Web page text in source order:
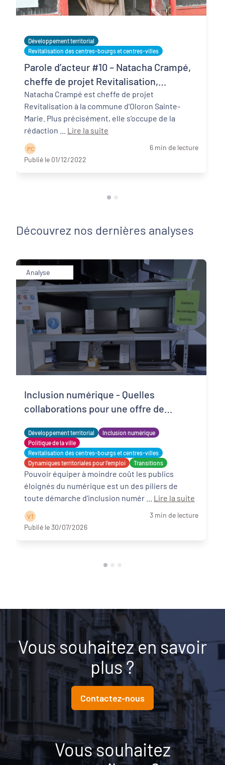
Développement territorial
Revitalisation des centres-bourgs et centres-villes
Parole d’acteur #10 – Natacha Crampé,
cheffe de projet Revitalisation,
Commune d’Oloron Sainte-Marie
Natacha Crampé est cheffe de projet
Revitalisation à la commune d’Oloron Sainte-
Marie. Plus précisément, elle s’occupe de la
Lire la suite
P C
6 min de lecture
Publié le 01/12/2022
Découvrez nos dernières analyses
Analyse
Développement territorial
Inclusion numérique
Politique de la ville
Revitalisation des centres-bourgs et centres-villes
Dynamiques territoriales pour l’emploi
Transitions
Inclusion numérique - Quelles
collaborations pour une offre de
solidaire et adaptée ?
Pouvoir équiper à moindre coût les publics
éloignés du numérique est un des piliers de
Lire la suite
V T
3 min de lecture
Publié le 30/07/2026
Vous souhaitez en savoir
plus ?
Contactez-nous
Vous souhaitez